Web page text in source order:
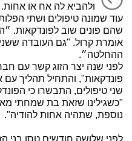
ולהביא לה אח או
עוד שמונה טיפולים ושתי
שהם פונים שוב לפונדקאות.
אומרת קרול. "גם העובדה
ההחלטה״.
לפני שנה יצר הזוג קשר עם
פונדקאות", והתחיל תהליך עם
שני טיפולים, התבשרו כי
"כשגילינו שזאת בת שמחתי
נוספת, שתהיה אחות להודיה".
לפני שלושה חודשים טסו בני